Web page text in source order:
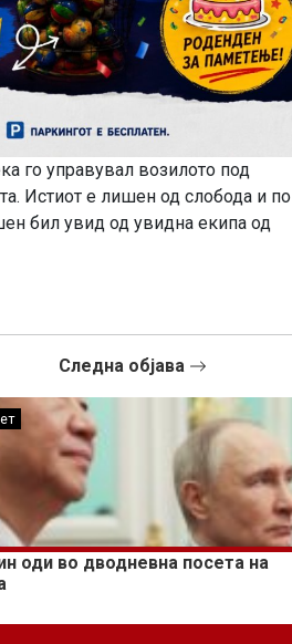
го управувал возилото под
Истиот е лишен од слобода и по
бил увид од увидна екипа од
Следна објава
оди во дводневна посета на